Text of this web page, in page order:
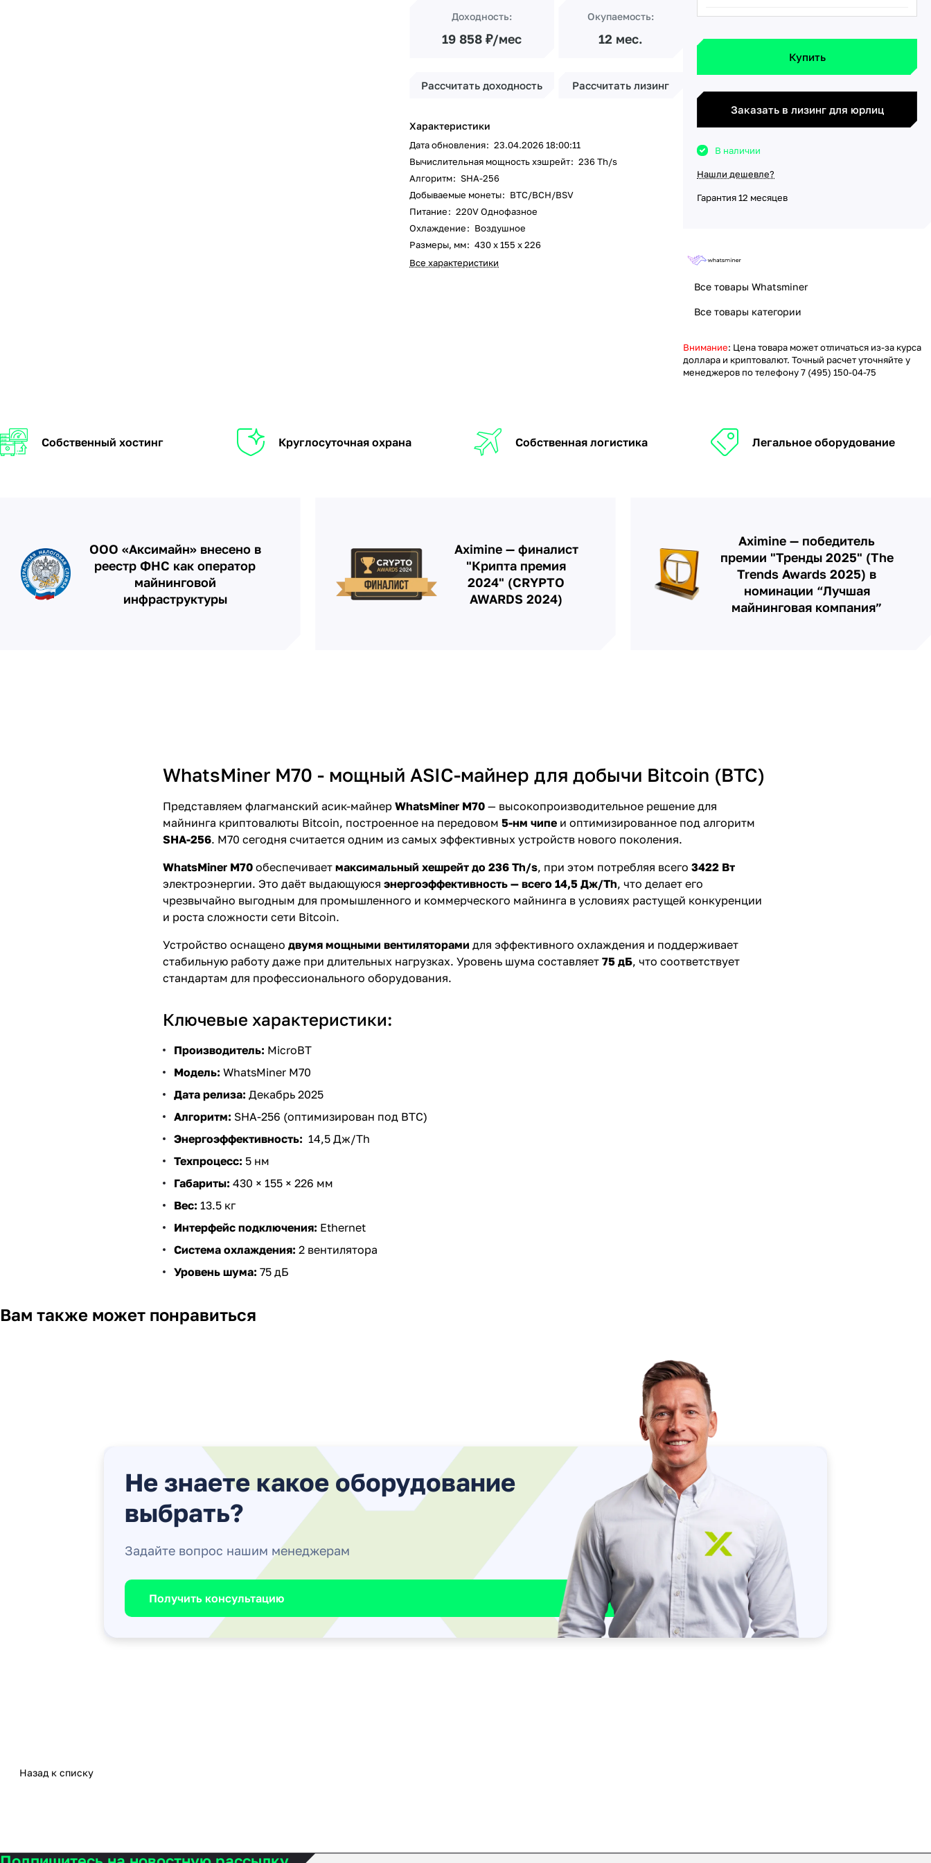
Доходность:
19 858 ₽/мес
Окупаемость:
12 мес.
Рассчитать доходность Рассчитать лизинг
Характеристики
Дата обновления: 23.04.2026 18:00:11
Вычислительная мощность хэшрейт: 236 Th/s
Алгоритм: SHA-256
Добываемые монеты: BTC/BCH/BSV
Питание: 220V Однофазное
Охлаждение: Воздушное
Размеры, мм: 430 x 155 x 226
Все характеристики
Купить
Заказать в лизинг для юрлиц
В наличии
Нашли дешевле?
Гарантия 12 месяцев
Все товары Whatsminer
Все товары категории
Внимание: Цена товара может отличаться из-за курса
доллара и криптовалют. Точный расчет уточняйте у
менеджеров по телефону7 (495) 150-04-75
Собственный хостинг Круглосуточная охрана Собственная логистика Легальное оборудование
ООО «Аксимайн» внесено в
реестр ФНС как оператор
майнинговой
инфраструктуры
Aximine — финалист
"Крипта премия
2024" (CRYPTO
AWARDS 2024)
Aximine — победитель
премии "Тренды 2025" (The
Trends Awards 2025) в
номинации “Лучшая
майнинговая компания”
WhatsMiner M70 - мощный ASIC-майнер для добычи Bitcoin (BTC)
Представляем флагманский асик-майнерWhatsMiner M70 — высокопроизводительное решение для
майнинга криптовалюты Bitcoin, построенное на передовом5-нм чипе и оптимизированное под алгоритм
SHA-256. M70 сегодня считается одним из самых эффективных устройств нового поколения.
WhatsMiner M70 обеспечиваетмаксимальный хешрейт до 236 Th/s, при этом потребляя всего3422 Вт
электроэнергии. Это даёт выдающуюсяэнергоэффективность — всего 14,5 Дж/Th, что делает его
чрезвычайно выгодным для промышленного и коммерческого майнинга в условиях растущей конкуренции
и роста сложности сети Bitcoin.
Устройство оснащенодвумя мощными вентиляторами для эффективного охлаждения и поддерживает
стабильную работу даже при длительных нагрузках. Уровень шума составляет75 дБ, что соответствует
стандартам для профессионального оборудования.
Ключевые характеристики:
Производитель: MicroBT
Модель: WhatsMiner M70
Дата релиза: Декабрь 2025
Алгоритм: SHA-256 (оптимизирован под BTC)
Энергоэффективность: 14,5 Дж/Th
Техпроцесс: 5 нм
Габариты: 430 × 155 × 226 мм
Вес: 13.5 кг
Интерфейс подключения: Ethernet
Система охлаждения: 2 вентилятора
Уровень шума: 75 дБ
Вам также может понравиться
Не знаете какое оборудование
выбрать?
Задайте вопрос нашим менеджерам
Получить консультацию
Назад к списку